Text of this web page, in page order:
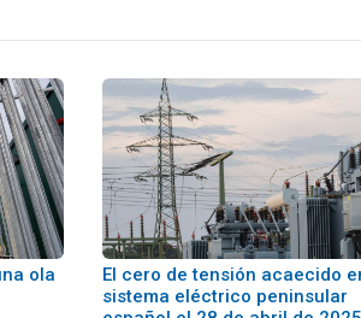
ola
El cero de tensión acaecido
sistema eléctrico peninsular